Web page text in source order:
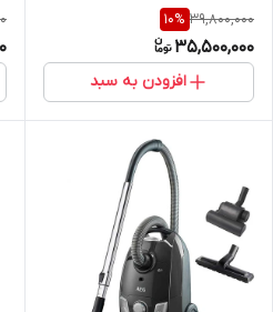
39,800,000
10%
35,500,000
افزودن به سبد